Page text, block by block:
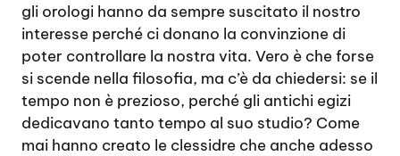
gli orologi hanno da sempre suscitato il nostro
interesse perché ci donano la convinzione di
poter controllare la nostra vita. Vero è che forse
si scende nella filosofia, ma c’è da chiedersi: se il
tempo non è prezioso, perché gli antichi egizi
dedicavano tanto tempo al suo studio? Come
mai hanno creato le clessidre che anche adesso